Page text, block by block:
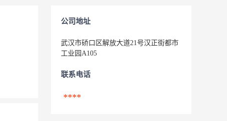
公司地址
武汉市硚口区解放大道21号汉正街都市
工业园A105
联系电话
****